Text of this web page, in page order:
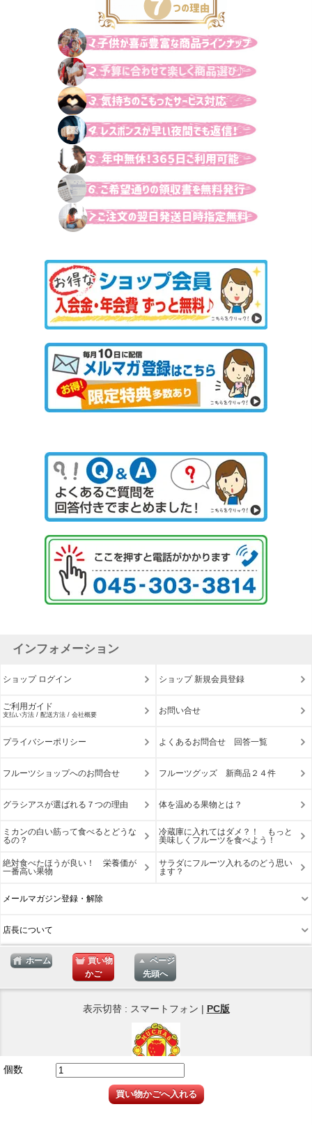
個数
買い物かごへ入れる
インフォメーション
ショップ ログイン ショップ 新規会員登録
ご利用ガイド
支払い方法 / 配送方法 / 会社概要 お問い合せ
プライバシーポリシー よくあるお問合せ 回答一覧
フルーツショップへのお問合せ フルーツグッズ 新商品２４件
グラシアスが選ばれる７つの理由 体を温める果物とは？
ミカンの白い筋って食べるとどうな
るの？
冷蔵庫に入れてはダメ？！ もっと
美味しくフルーツを食べよう！
絶対食べたほうが良い！ 栄養価が
一番高い果物
サラダにフルーツ入れるのどう思い
ます？
メールマガジン登録・解除
店長について
ホーム
買い物
かご
ページ
先頭へ
表示切替 : スマートフォン | PC版
Copyright © 2026
ネットショップ Muchas Gracias
All Rights Reserved.